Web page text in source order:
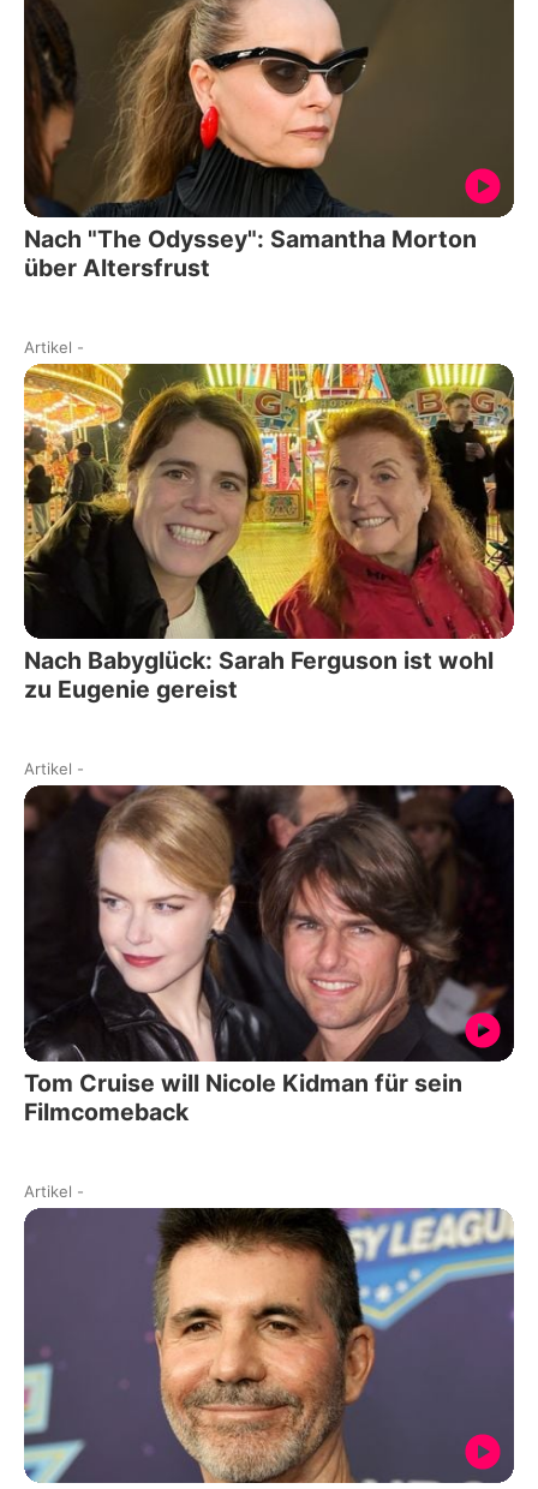
Nach "The Odyssey": Samantha Morton
über Altersfrust
Artikel -
Nach Babyglück: Sarah Ferguson ist wohl
zu Eugenie gereist
Artikel -
Tom Cruise will Nicole Kidman für sein
Filmcomeback
Artikel -